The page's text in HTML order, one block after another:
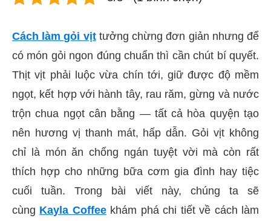
Cách làm gỏi vịttưởng chừng đơn giản nhưng để
có món gỏi ngon đúng chuẩn thì cần chút bí quyết.
Thịt vịt phải luộc vừa chín tới, giữ được độ mềm
ngọt, kết hợp với hành tây, rau răm, gừng và nước
trộn chua ngọt cân bằng — tất cả hòa quyện tạo
nên hương vị thanh mát, hấp dẫn. Gỏi vịt không
chỉ là món ăn chống ngán tuyệt vời mà còn rất
thích hợp cho những bữa cơm gia đình hay tiệc
cuối tuần. Trong bài viết này, chúng ta sẽ
cùng Kayla Coffeekhám phá chi tiết về cách làm